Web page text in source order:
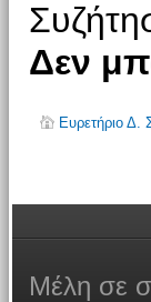
Δεν
Ευρετήριο Δ.
Μέλη σε